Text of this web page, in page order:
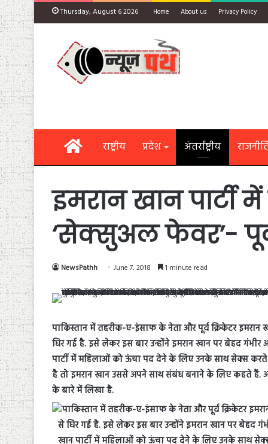
Thursday, August 6 2026 Home About us Privacy Policy
Homeराष्ट्रीय प्रदेश अंतर्राष्ट्रीय
इमरान खान
‘सेक्सुअल फेवर’-
NewsPathh June 7, 2018 1 minute read
पाकिस्तान में तहरीक-ए-इंसाफ के नेता और पूर्व क्रिकेटर
घिर गई है. इसे लेकर इस बार उन्होंने इमरान खान पर बेहद गंभीर
पार्टी में महिलाओं को ऊंचा पद देने के लिए उनके साथ सेक्स
है तो इमरान खान उससे अपने साथ संबंध बनाने के लिए कहते हैं.
के बारे में लिखा है.